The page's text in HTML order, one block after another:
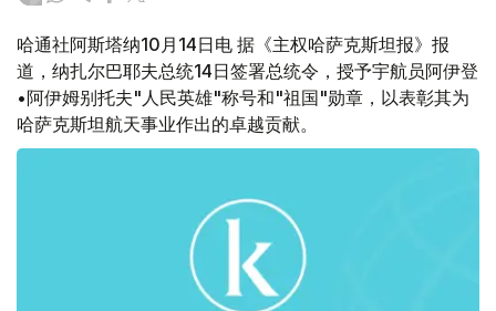
哈通社阿斯塔纳10月14日电 据《主权哈萨克斯坦报》报
道，纳扎尔巴耶夫总统14日签署总统令，授予宇航员阿伊登
•阿伊姆别托夫"人民英雄"称号和"祖国"勋章，以表彰其为
哈萨克斯坦航天事业作出的卓越贡献。